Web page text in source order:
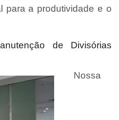
para a produtividade e o
de Divisórias
Nossa